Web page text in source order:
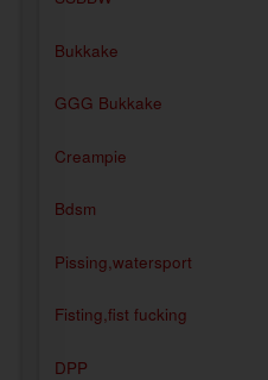
Bukkake
GGG Bukkake
Creampie
Bdsm
Pissing,watersport
Fisting,fist fucking
DPP